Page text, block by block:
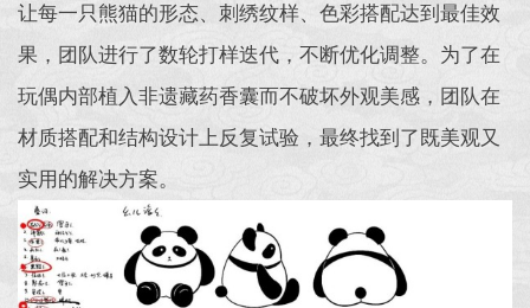
让每一只熊猫的形态、刺绣纹样、色彩搭配达到最佳效
果，团队进行了数轮打样迭代，不断优化调整。为了在
玩偶内部植入非遗藏药香囊而不破坏外观美感，团队在
材质搭配和结构设计上反复试验，最终找到了既美观又
实用的解决方案。